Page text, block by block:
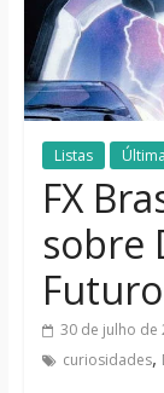
notícias
Listas
FX
sobre
30 de julho de
curiosidades,